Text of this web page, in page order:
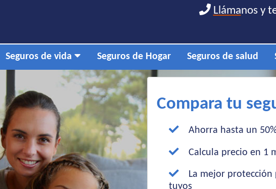
Llámanos y
Llámanos y
Seguros de salud
Seguros de Hogar
Seguros de vida
Compara tu
Ahorra hasta un
Calcula precio en 1
La mejor protección
tuyos